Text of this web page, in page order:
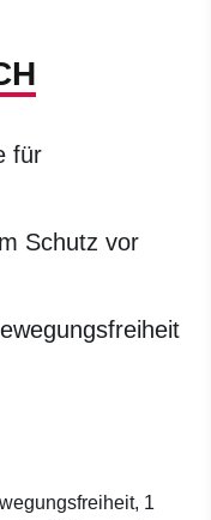
für
Schutz vor
1